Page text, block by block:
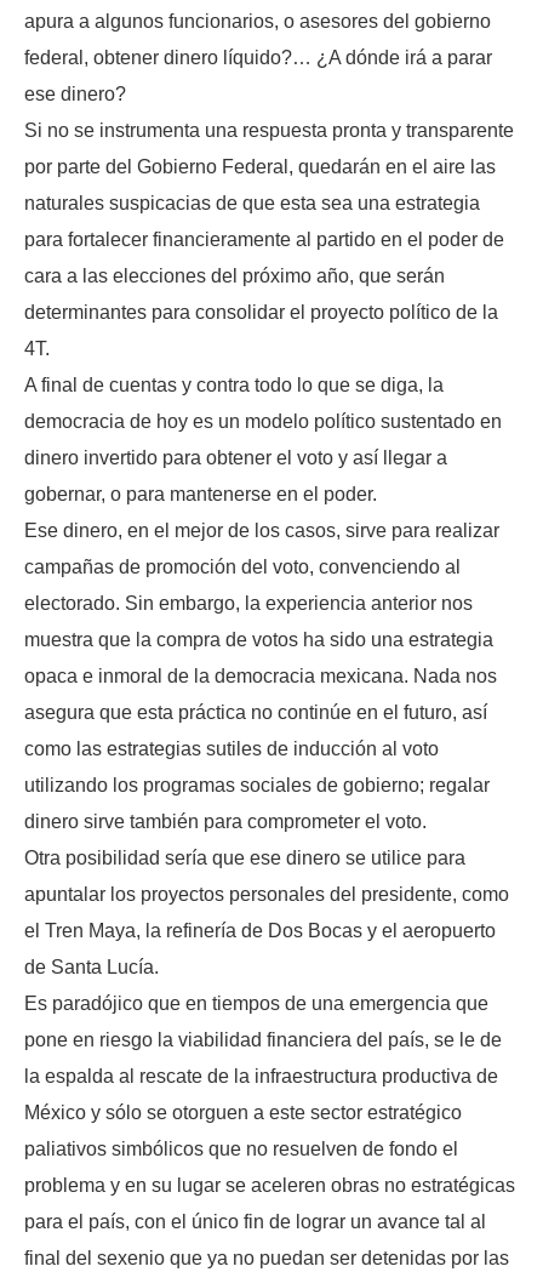
apura a algunos funcionarios, o asesores del gobierno
federal, obtener dinero líquido?… ¿A dónde irá a parar
ese dinero?
Si no se instrumenta una respuesta pronta y transparente
por parte del Gobierno Federal, quedarán en el aire las
naturales suspicacias de que esta sea una estrategia
para fortalecer financieramente al partido en el poder de
cara a las elecciones del próximo año, que serán
determinantes para consolidar el proyecto político de la
4T.
A final de cuentas y contra todo lo que se diga, la
democracia de hoy es un modelo político sustentado en
dinero invertido para obtener el voto y así llegar a
gobernar, o para mantenerse en el poder.
Ese dinero, en el mejor de los casos, sirve para realizar
campañas de promoción del voto, convenciendo al
electorado. Sin embargo, la experiencia anterior nos
muestra que la compra de votos ha sido una estrategia
opaca e inmoral de la democracia mexicana. Nada nos
asegura que esta práctica no continúe en el futuro, así
como las estrategias sutiles de inducción al voto
utilizando los programas sociales de gobierno; regalar
dinero sirve también para comprometer el voto.
Otra posibilidad sería que ese dinero se utilice para
apuntalar los proyectos personales del presidente, como
el Tren Maya, la refinería de Dos Bocas y el aeropuerto
de Santa Lucía.
Es paradójico que en tiempos de una emergencia que
pone en riesgo la viabilidad financiera del país, se le de
la espalda al rescate de la infraestructura productiva de
México y sólo se otorguen a este sector estratégico
paliativos simbólicos que no resuelven de fondo el
problema y en su lugar se aceleren obras no estratégicas
para el país, con el único fin de lograr un avance tal al
final del sexenio que ya no puedan ser detenidas por las